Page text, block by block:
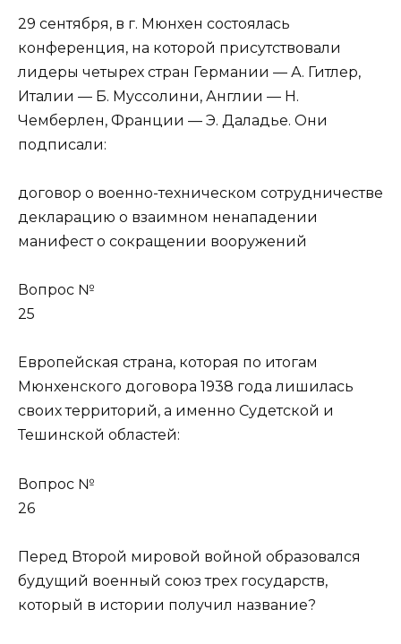
29 сентября, в г. Мюнхен состоялась
конференция, на которой присутствовали
лидеры четырех стран Германии — А. Гитлер,
Италии — Б. Муссолини, Англии — Н.
Чемберлен, Франции — Э. Даладье. Они
подписали:
договор о военно-техническом сотрудничестве
декларацию о взаимном ненападении
манифест о сокращении вооружений
Вопрос №
25
Европейская страна, которая по итогам
Мюнхенского договора 1938 года лишилась
своих территорий, а именно Судетской и
Тешинской областей:
Вопрос №
26
Перед Второй мировой войной образовался
будущий военный союз трех государств,
который в истории получил название?